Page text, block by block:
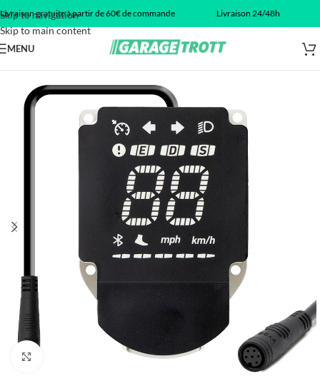
Skip to navigation
Skip to main content
Livraison gratuite à partir de 60€ de commande Livraison 24/48h
MENU